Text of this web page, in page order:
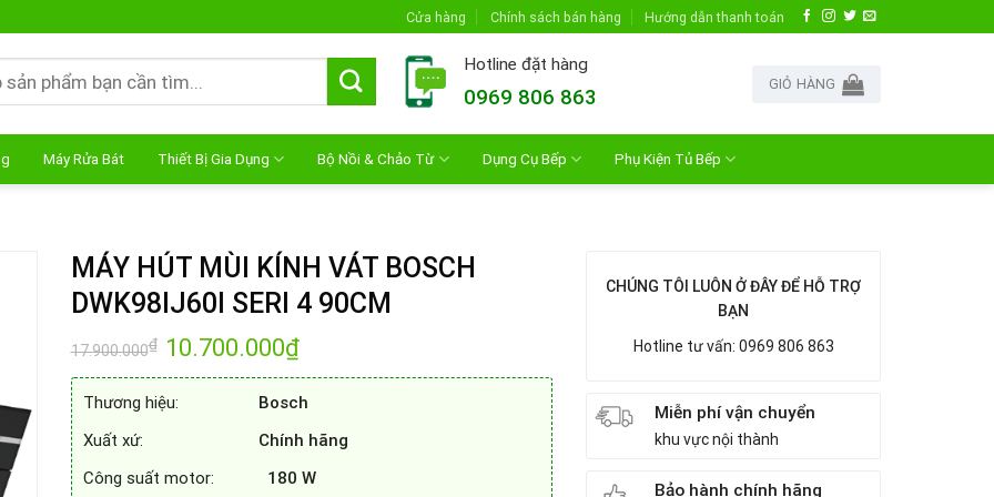
Cửa hàng Chính sách bán hàng Hướng dẫn thanh toán
Hotline đặt hàng
0969 806 863
GIỎ HÀNG
Máy Rửa Bát Thiết Bị Gia Dụng Bộ Nồi & Chảo Từ Dụng Cụ Bếp Phụ Kiện Tủ Bếp
MÁY HÚT MÙI KÍNH VÁT BOSCH
DWK98IJ60I SERI 4 90CM
17.900.000₫ Giá
gốc
là:
10.700.000₫Giá
hiện
tại
10.700.000₫.
Thương hiệu: Bosch
Xuất xứ:
Chính hãng
Công suất motor:
180 W
CHÚNG TÔI LUÔN Ở ĐÂY ĐỂ HỖ TRỢ
BẠN
Hotline tư vấn: 0969 806 863
Miễn phí vận chuyển
khu vực nội thành
Bảo hành chính hãng